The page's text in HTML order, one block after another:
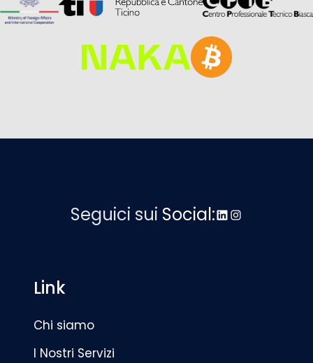
Seguici sui Social:LinkedIn
Instagram
Link
Chi siamo
I Nostri Servizi